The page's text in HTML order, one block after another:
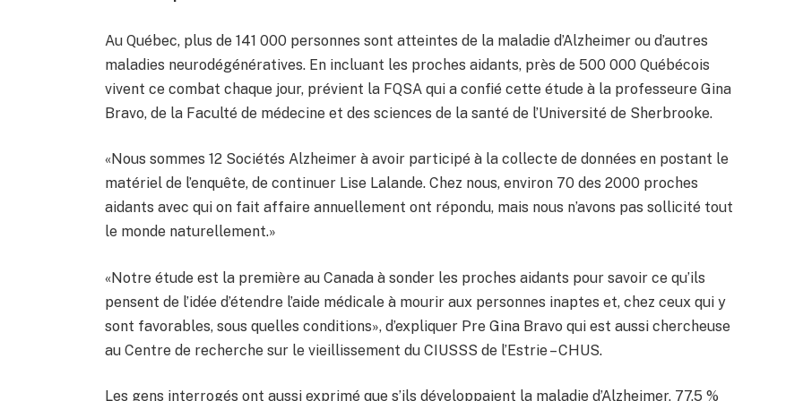
Au Québec, plus de 141 000 personnes sont atteintes de la maladie d’Alzheimer ou d’autres
maladies neurodégénératives. En incluant les proches aidants, près de 500 000 Québécois
vivent ce combat chaque jour, prévient la FQSA qui a confié cette étude à la professeure Gina
Bravo, de la Faculté de médecine et des sciences de la santé de l’Université de Sherbrooke.
«Nous sommes 12 Sociétés Alzheimer à avoir participé à la collecte de données en postant le
matériel de l’enquête, de continuer Lise Lalande. Chez nous, environ 70 des 2000 proches
aidants avec qui on fait affaire annuellement ont répondu, mais nous n’avons pas sollicité tout
le monde naturellement.»
«Notre étude est la première au Canada à sonder les proches aidants pour savoir ce qu’ils
pensent de l’idée d’étendre l’aide médicale à mourir aux personnes inaptes et, chez ceux qui y
sont favorables, sous quelles conditions», d’expliquer Pre Gina Bravo qui est aussi chercheuse
au Centre de recherche sur le vieillissement du CIUSSS de l’Estrie – CHUS.
Les gens interrogés ont aussi exprimé que s’ils développaient la maladie d’Alzheimer, 77,5 %